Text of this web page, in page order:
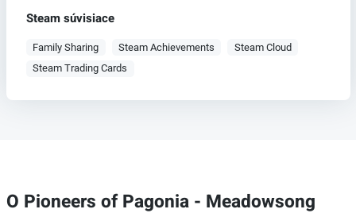
Steam súvisiace
Family Sharing Steam Achievements
Steam Cloud
Steam Trading Cards
O Pioneers of Pagonia - Meadowsong